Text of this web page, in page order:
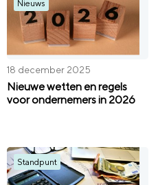
Nieuws
18 december 2025
Nieuwe wetten en regels
voor ondernemers in 2026
Standpunt